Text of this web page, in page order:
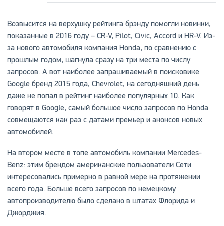
Возвысится на верхушку рейтинга брэнду помогли новинки,
показанные в 2016 году – CR-V, Pilot, Civic, Accord и HR-V. Из-
за нового автомобиля компания Honda, по сравнению с
прошлым годом, шагнула сразу на три места по числу
запросов. А вот наиболее запрашиваемый в поисковике
Google бренд 2015 года, Chevrolet, на сегодняшний день
даже не попал в рейтинг наиболее популярных 10. Как
говорят в Google, самый большое число запросов по Honda
совмещаются как раз с датами премьер и анонсов новых
автомобилей.
На втором месте в топе автомобиль компании Mercedes-
Benz: этим брендом американские пользователи Сети
интересовались примерно в равной мере на протяжении
всего года. Больше всего запросов по немецкому
автопроизводителю было сделано в штатах Флорида и
Джорджия.